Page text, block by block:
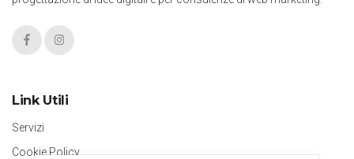
Link Utili
Servizi
Cookie Policy